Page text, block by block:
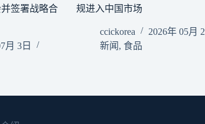
并签署战略合
月 3日
规进入中国市场
ccickorea
2026年 05月
新闻 , 食品